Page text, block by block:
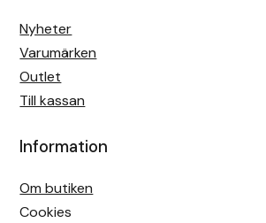
Nyheter
Varumärken
Outlet
Till kassan
Information
Om butiken
Cookies